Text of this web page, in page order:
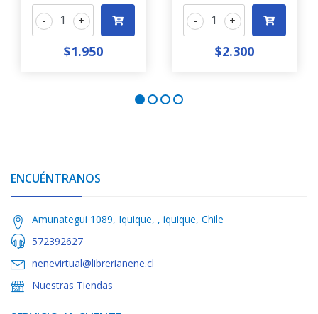
+
-
$1.950
+
-
$2.300
ENCUÉNTRANOS
Amunategui 1089, Iquique, , iquique, Chile
572392627
nenevirtual@librerianene.cl
Nuestras Tiendas